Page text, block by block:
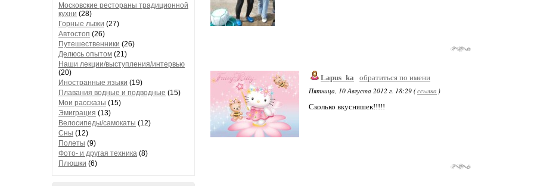
Московские рестораны традиционной
кухни (28)
Горные лыжи (27)
Автостоп (26)
Путешественники (26)
Делюсь опытом (21)
Наши лекции/выступления/интервью
(20)
Иностранные языки (19)
Плавания водные и подводные (15)
Мои рассказы (15)
Эмиграция (13)
Велосипеды/самокаты (12)
Сны (12)
Полеты (9)
Фото- и другая техника (8)
Плюшки (6)
Lapus_ka
обратиться по имени
Пятница, 10 Августа 2012 г. 18:29 (ссылка )
Сколько вкусняшек!!!!!